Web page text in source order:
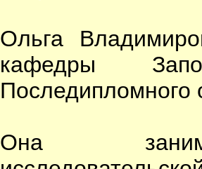
Ольга
кафедры
Последипломного
Она